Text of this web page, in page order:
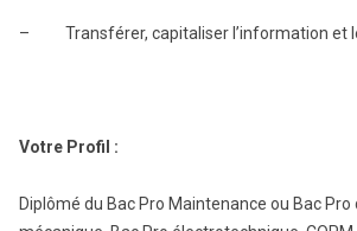
– Transférer, capitaliser l’information et
Votre Profil :
Diplômé du Bac Pro Maintenance ou Bac Pro